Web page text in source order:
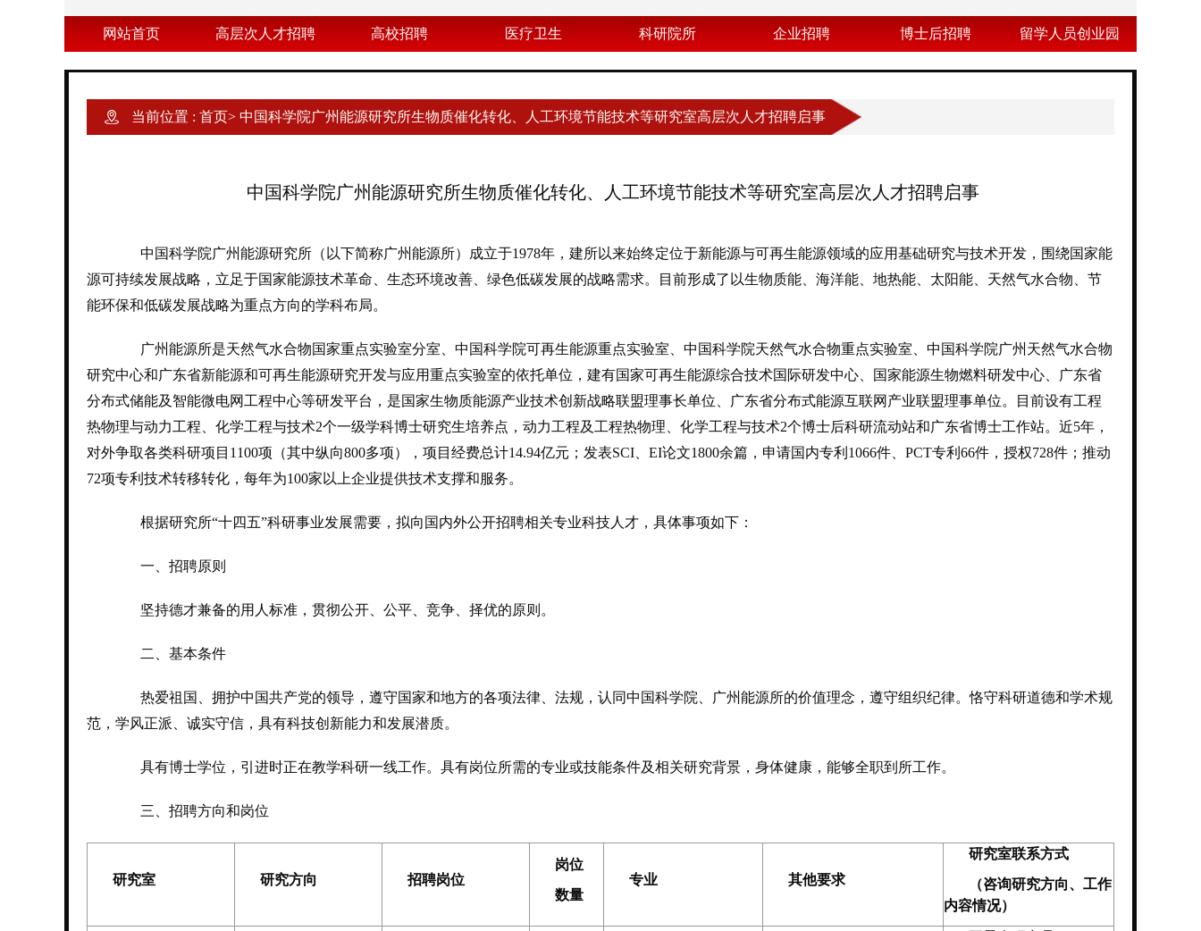
网站首页 高层次人才招聘 高校招聘 医疗卫生 科研院所 企业招聘 博士后招聘 留学人员创业园
当前位置 : 首页> 中国科学院广州能源研究所生物质催化转化、人工环境节能技术等研究室高层次人才招聘启事
中国科学院广州能源研究所生物质催化转化、人工环境节能技术等研究室高层次人才招聘启事
中国科学院广州能源研究所（以下简称广州能源所）成立于1978年，建所以来始终定位于新能源与可再生能源领域的应用基础研究与技术开发，围绕国家能
源可持续发展战略，立足于国家能源技术革命、生态环境改善、绿色低碳发展的战略需求。目前形成了以生物质能、海洋能、地热能、太阳能、天然气水合物、节
能环保和低碳发展战略为重点方向的学科布局。
广州能源所是天然气水合物国家重点实验室分室、中国科学院可再生能源重点实验室、中国科学院天然气水合物重点实验室、中国科学院广州天然气水合物
研究中心和广东省新能源和可再生能源研究开发与应用重点实验室的依托单位，建有国家可再生能源综合技术国际研发中心、国家能源生物燃料研发中心、广东省
分布式储能及智能微电网工程中心等研发平台，是国家生物质能源产业技术创新战略联盟理事长单位、广东省分布式能源互联网产业联盟理事单位。目前设有工程
热物理与动力工程、化学工程与技术2个一级学科博士研究生培养点，动力工程及工程热物理、化学工程与技术2个博士后科研流动站和广东省博士工作站。近5年，
对外争取各类科研项目1100项（其中纵向800多项），项目经费总计14.94亿元；发表SCI、EI论文1800余篇，申请国内专利1066件、PCT专利66件，授权728件；推动
72项专利技术转移转化，每年为100家以上企业提供技术支撑和服务。
根据研究所“十四五”科研事业发展需要，拟向国内外公开招聘相关专业科技人才，具体事项如下：
一、招聘原则
坚持德才兼备的用人标准，贯彻公开、公平、竞争、择优的原则。
二、基本条件
热爱祖国、拥护中国共产党的领导，遵守国家和地方的各项法律、法规，认同中国科学院、广州能源所的价值理念，遵守组织纪律。恪守科研道德和学术规
范，学风正派、诚实守信，具有科技创新能力和发展潜质。
具有博士学位，引进时正在教学科研一线工作。具有岗位所需的专业或技能条件及相关研究背景，身体健康，能够全职到所工作。
三、招聘方向和岗位
研究室 研究方向 招聘岗位
岗位
数量
专业 其他要求
研究室联系方式
（咨询研究方向、工作
内容情况）